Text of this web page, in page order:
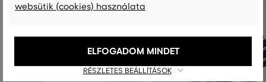
websütik (cookies) használata
RÉSZLETES BEÁLLÍTÁSOK
ELFOGADOM MINDET